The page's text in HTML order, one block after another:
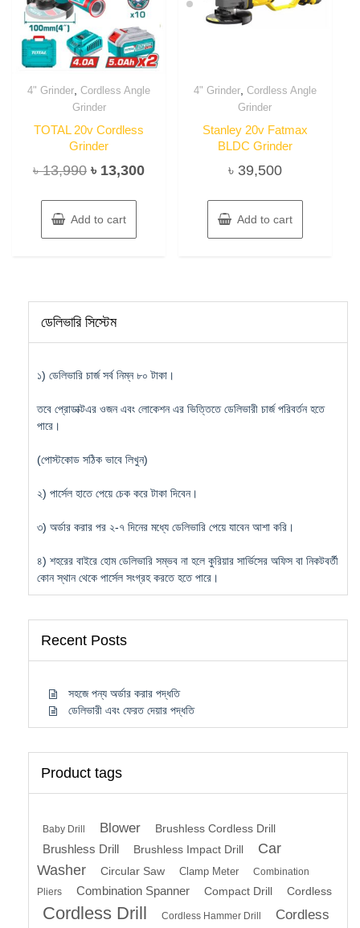
4" Grinder,Cordless Angle
Grinder
TOTAL 20v Cordless
Grinder
৳13,990 Original
was:
৳ 13,990.
৳ 13,300Current
Add to cart
4" Grinder, Cordless Angle
Grinder
Stanley 20v Fatmax
BLDC Grinder
৳ 39,500
Add to cart
ডেলিভারি সিস্টেম
১) ডেলিভারি চার্জ সর্ব নিম্ন ৮০ টাকা।
তবে প্রোডাক্টএর ওজন এবং লোকেশন এর ভিত্তিতে ডেলিভারী চার্জ পরিবর্তন হতে
পারে।
(পোস্টকোড সঠিক ভাবে লিখুন)
২) পার্সেল হাতে পেয়ে চেক করে টাকা দিবেন।
৩) অর্ডার করার পর ২-৭ দিনের মধ্যে ডেলিভারি পেয়ে যাবেন আশা করি।
৪) শহরের বাইরে হোম ডেলিভারি সম্ভব না হলে কুরিয়ার সার্ভিসের অফিস বা নিকটবর্তী
কোন স্থান থেকে পার্সেল সংগ্রহ করতে হতে পারে।
Recent Posts
সহজে পন্য অর্ডার করার পদ্ধতি
ডেলিভারী এবং ফেরত দেয়ার পদ্ধতি
Product tags
Baby Drill Blower Brushless Cordless Drill
Brushless Drill Brushless Impact Drill
Car
Washer
Circular Saw Clamp Meter
Combination
Pliers
Combination Spanner Compact Drill Cordless
Cordless Drill Cordless Hammer Drill
Cordless